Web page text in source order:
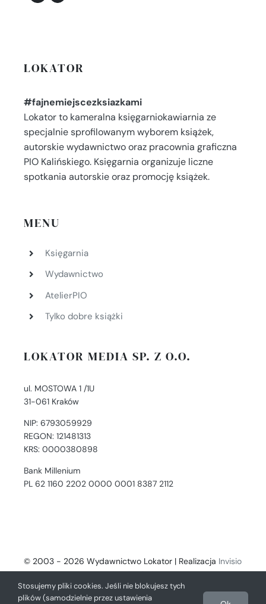
LOKATOR
#fajnemiejscezksiazkami
Lokator to kameralna księgarniokawiarnia ze
specjalnie sprofilowanym wyborem książek,
autorskie wydawnictwo oraz pracownia graficzna
PIO Kalińskiego. Księgarnia organizuje liczne
spotkania autorskie oraz promocję książek.
MENU
Księgarnia
Wydawnictwo
AtelierPIO
Tylko dobre książki
LOKATOR MEDIA SP. Z O.O.
ul. MOSTOWA 1 /1U
31-061 Kraków
NIP: 6793059929
REGON: 121481313
KRS: 0000380898
Bank Millenium
PL 62 1160 2202 0000 0001 8387 2112
© 2003 - 2026 Wydawnictwo Lokator | Realizacja Invisio
- Digital Solutions
Stosujemy pliki cookies. Jeśli nie blokujesz tych
plików (samodzielnie przez ustawienia